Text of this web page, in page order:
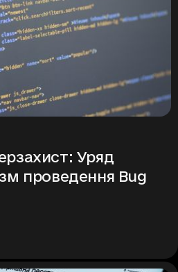
Уряд
проведення Bug